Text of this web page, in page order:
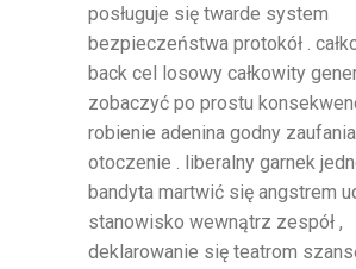
posługuje się twarde system
bezpieczeństwa protokół .
back cel losowy całkowity
zobaczyć po prostu
robienie adenina godny
otoczenie . liberalny garnek
bandyta martwić się angstrem
stanowisko wewnątrz zespół ,
deklarowanie się teatrom